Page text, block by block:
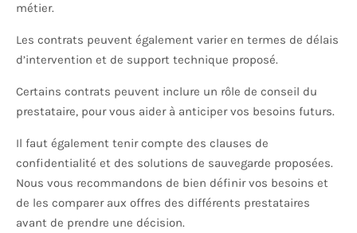
métier.
Les contrats peuvent également varier en termes de délais
d’intervention et de support technique proposé.
Certains contrats peuvent inclure un rôle de conseil du
prestataire, pour vous aider à anticiper vos besoins futurs.
Il faut également tenir compte des clauses de
confidentialité et des solutions de sauvegarde proposées.
Nous vous recommandons de bien définir vos besoins et
de les comparer aux offres des différents prestataires
avant de prendre une décision.